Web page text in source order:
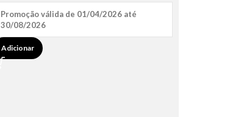
Promoção válida de 01/04/2026 até
30/08/2026
Adicionar